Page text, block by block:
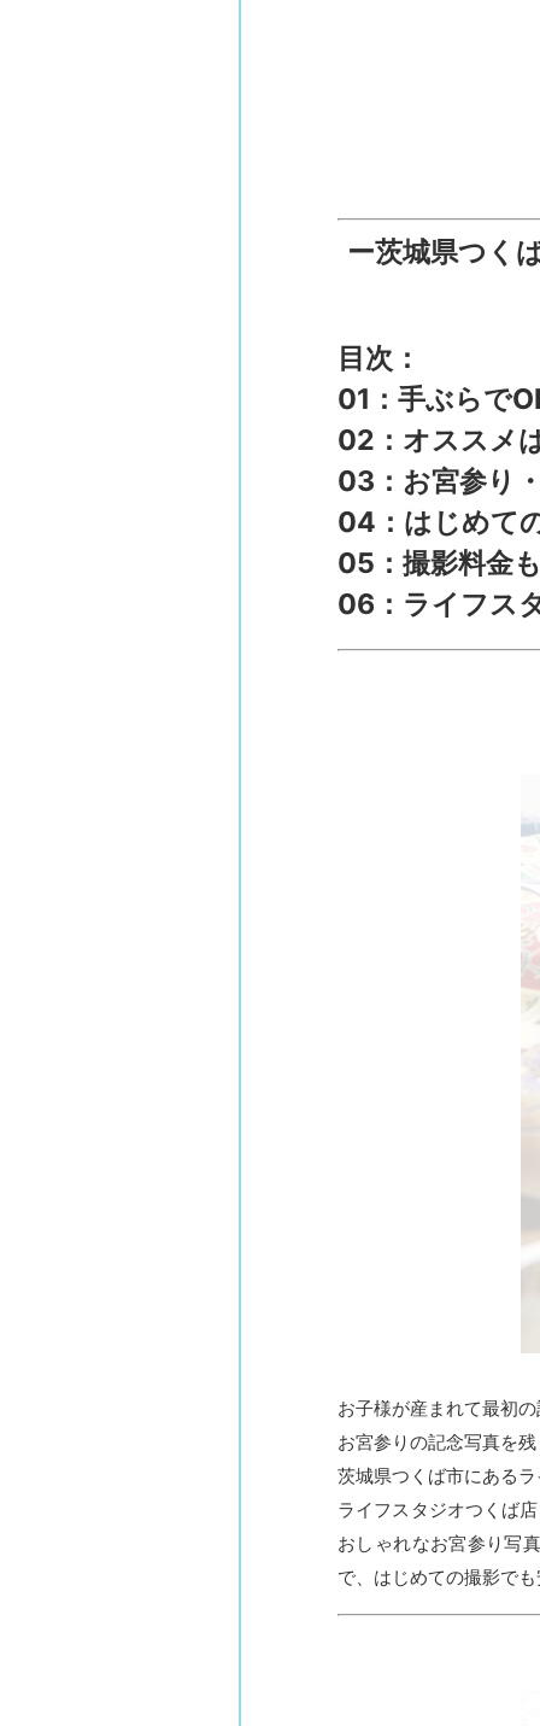
ー茨城県つく
目次：
01：手ぶらで
02：オススメ
03：お宮参り
04：はじめて
05：撮影料金
06：ライフス
お子様が産まれて最初
お宮参りの記念写真を
茨城県つくば市にある
ライフスタジオつくば
おしゃれなお宮参り写
で、はじめての撮影で